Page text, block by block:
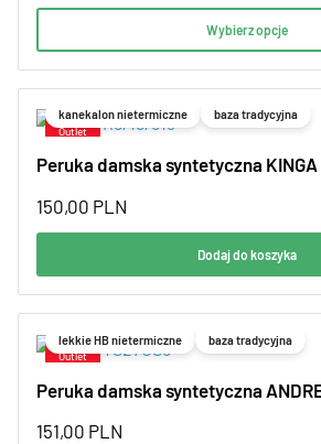
Wybierz opcje
kanekalon nietermiczne baza tradycyjna
Peruka damska syntetyczna
150,00 PLN
Dodaj do koszyka
lekkie HB nietermiczne baza tradycyjna
Peruka damska syntetyczna
151,00 PLN